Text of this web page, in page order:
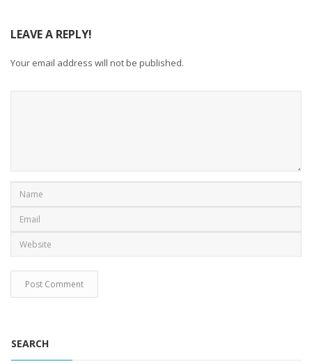
LEAVE A REPLY!
Your email address will not be published.
SEARCH